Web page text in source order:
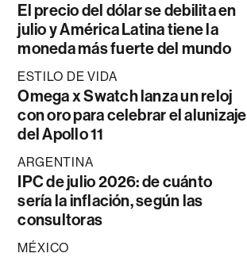
El precio del dólar se debilita en
julio y América Latina tiene la
moneda más fuerte del mundo
ESTILO DE VIDA
Omega x Swatch lanza un reloj
con oro para celebrar el alunizaje
del Apollo 11
ARGENTINA
IPC de julio 2026: de cuánto
sería la inflación, según las
consultoras
MÉXICO